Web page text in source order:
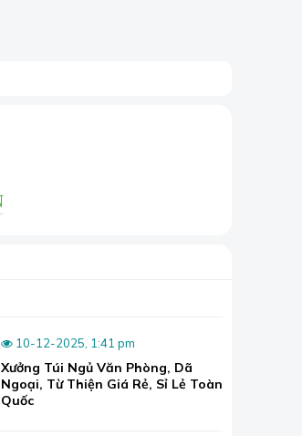
10-12-2025, 1:41 pm
Xưởng Túi Ngủ Văn Phòng, Dã
Ngoại, Từ Thiện Giá Rẻ, Sỉ Lẻ Toàn
Quốc